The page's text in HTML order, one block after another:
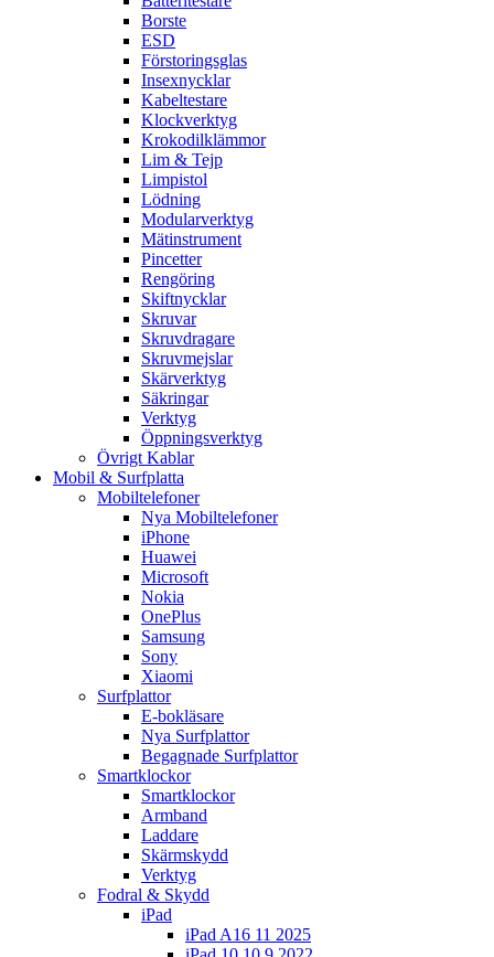
Borste
ESD
Förstoringsglas
Insexnycklar
Kabeltestare
Klockverktyg
Krokodilklämmor
Lim & Tejp
Limpistol
Lödning
Modularverktyg
Mätinstrument
Pincetter
Rengöring
Skiftnycklar
Skruvar
Skruvdragare
Skruvmejslar
Skärverktyg
Säkringar
Verktyg
Öppningsverktyg
Övrigt Kablar
Mobil & Surfplatta
Mobiltelefoner
Nya Mobiltelefoner
iPhone
Huawei
Microsoft
Nokia
OnePlus
Samsung
Sony
Xiaomi
Surfplattor
E-bokläsare
Nya Surfplattor
Begagnade Surfplattor
Smartklockor
Smartklockor
Armband
Laddare
Skärmskydd
Verktyg
Fodral & Skydd
iPad
iPad A16 11 2025